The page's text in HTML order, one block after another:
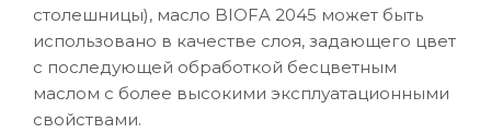
столешницы), масло BIOFA 2045 может быть
использовано в качестве слоя, задающего цвет
с последующей обработкой бесцветным
маслом с более высокими эксплуатационными
свойствами.